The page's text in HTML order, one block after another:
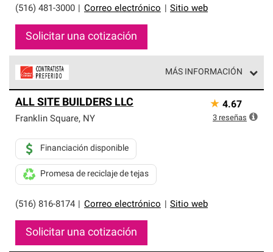
(516) 481-3000 Correo electrónico Sitio web
Solicitar una cotización
MÁS INFORMACIÓN
parte de una red exclusiva de profesionales de techos
que cumplen con altos estándares y requisitos estrictos
ALL SITE BUILDERS LLC
Franklin Square, NY
(516) 816-8174 Correo electrónico Sitio web
Financiación disponible
Promesa de reciclaje de tejas
Solicitar una cotización
★ 4.67
3 reseñas